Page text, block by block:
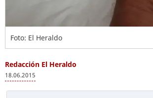
Foto: El Heraldo
Redacción El Heraldo
18.06.2015